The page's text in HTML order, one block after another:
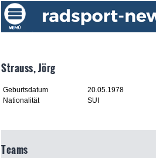
Strauss, Jörg
Geburtsdatum
20.05.1978
Nationalität
SUI
Teams